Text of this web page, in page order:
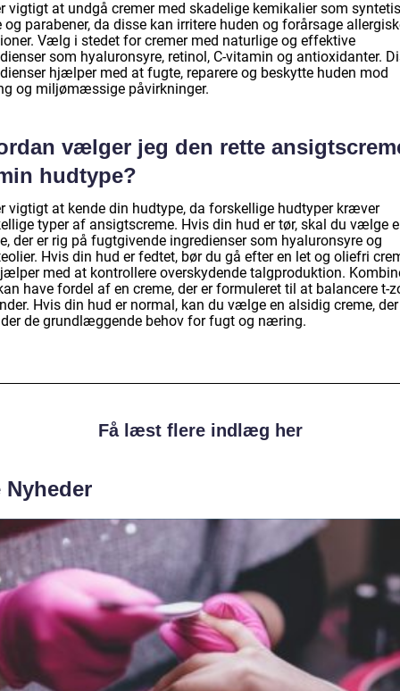
vigtigt at undgå cremer med skadelige kemikalier som
og parabener, da disse kan irritere huden og forårsage
Vælg i stedet for cremer med naturlige og effektive
som hyaluronsyre, retinol, C-vitamin og antioxidanter.
hjælper med at fugte, reparere og beskytte huden mod
og miljømæssige påvirkninger.
vælger jeg den rette
hudtype?
vigtigt at kende din hudtype, da forskellige hudtyper kræver
typer af ansigtscreme. Hvis din hud er tør, skal du vælge
der er rig på fugtgivende ingredienser som hyaluronsyre og
Hvis din hud er fedtet, bør du gå efter en let og oliefri
med at kontrollere overskydende talgproduktion.
have fordel af en creme, der er formuleret til at balancere t-
Hvis din hud er normal, kan du vælge en alsidig creme, der
de grundlæggende behov for fugt og næring.
Få læst flere indlæg her
Nyheder